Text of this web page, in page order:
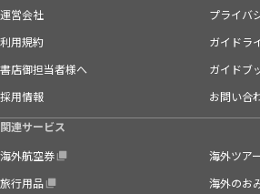
運営会社
プライバ
利用規約
ガイドラ
書店御担当者様へ
ガイドブ
採用情報
お問い合
関連サービス
海外航空券
海外ツア
旅行用品
海外のお